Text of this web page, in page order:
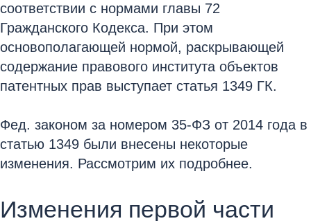
соответствии с нормами главы 72
Гражданского Кодекса. При этом
основополагающей нормой, раскрывающей
содержание правового института объектов
патентных прав выступает статья 1349 ГК.
Фед. законом за номером 35-ФЗ от 2014 года в
статью 1349 были внесены некоторые
изменения. Рассмотрим их подробнее.
Изменения первой части